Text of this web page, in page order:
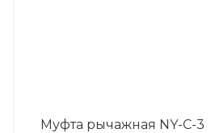
Муфта рычажная NY-C-3